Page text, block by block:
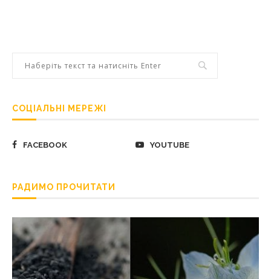
СОЦІАЛЬНІ МЕРЕЖІ
FACEBOOK YOUTUBE
РАДИМО ПРОЧИТАТИ